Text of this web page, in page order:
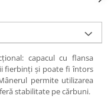
capacul cu flansa
fierbinți și poate fi întors
permite utilizarea
stabilitate pe cărbuni.